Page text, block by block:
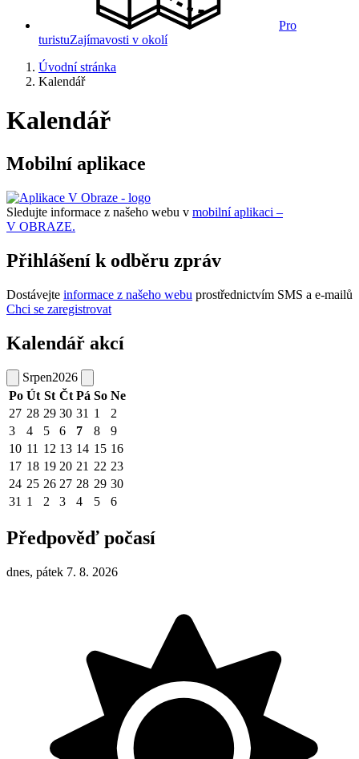
Pro
turistuZajímavosti v okolí
Úvodní stránka
Kalendář
Kalendář
Mobilní aplikace
Sledujte informace z našeho webu v mobilní aplikaci –
V OBRAZE.
Přihlášení k odběru zpráv
Dostávejte informace z našeho webu prostřednictvím SMS a e-mailů
Chci se zaregistrovat
Kalendář akcí
Srpen2026
Po Út St Čt Pá So Ne
27 28 29 30 31 1
2
3
4 5 6 7 8
9
10 11 12 13 14 15 16
17 18 19 20 21 22 23
24 25 26 27 28 29 30
31 1 2 3 4 5 6
Předpověď počasí
dnes, pátek 7. 8. 2026